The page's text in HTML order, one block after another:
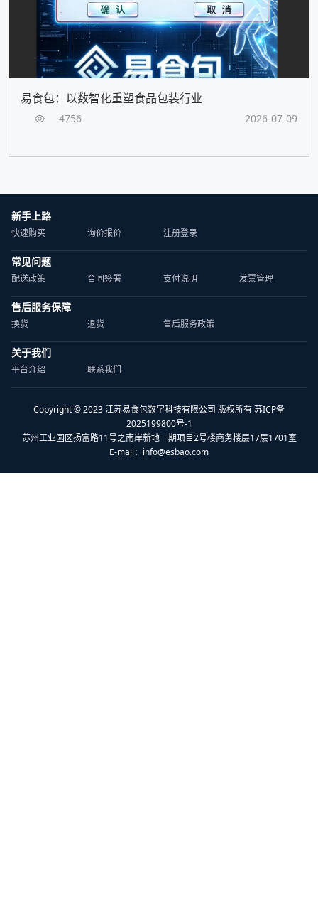
易食包：以数智化重塑食品包装行业
4756 2026-07-09
新手上路
快速购买 询价报价 注册登录
常见问题
配送政策 合同签署 支付说明 发票管理
售后服务保障
换货 退货 售后服务政策
关于我们
平台介绍 联系我们
Copyright © 2023 江苏易食包数字科技有限公司 版权所有 苏ICP备
2025199800号-1
苏州工业园区扬富路11号之南岸新地一期项目2号楼商务楼层17层1701室
E-mail： info@esbao.com